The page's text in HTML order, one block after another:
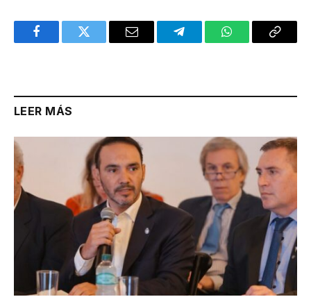
FacebookTwitter Email TelegramWhatsAppCopy
LEER MÁS